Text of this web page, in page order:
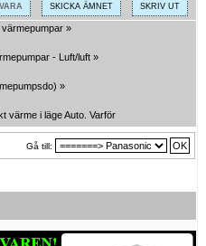
SKICKA ÄMNET SKRIV UT
»
- Luft/luft »
) »
värme i läge Auto. Varför ?
Gå till: